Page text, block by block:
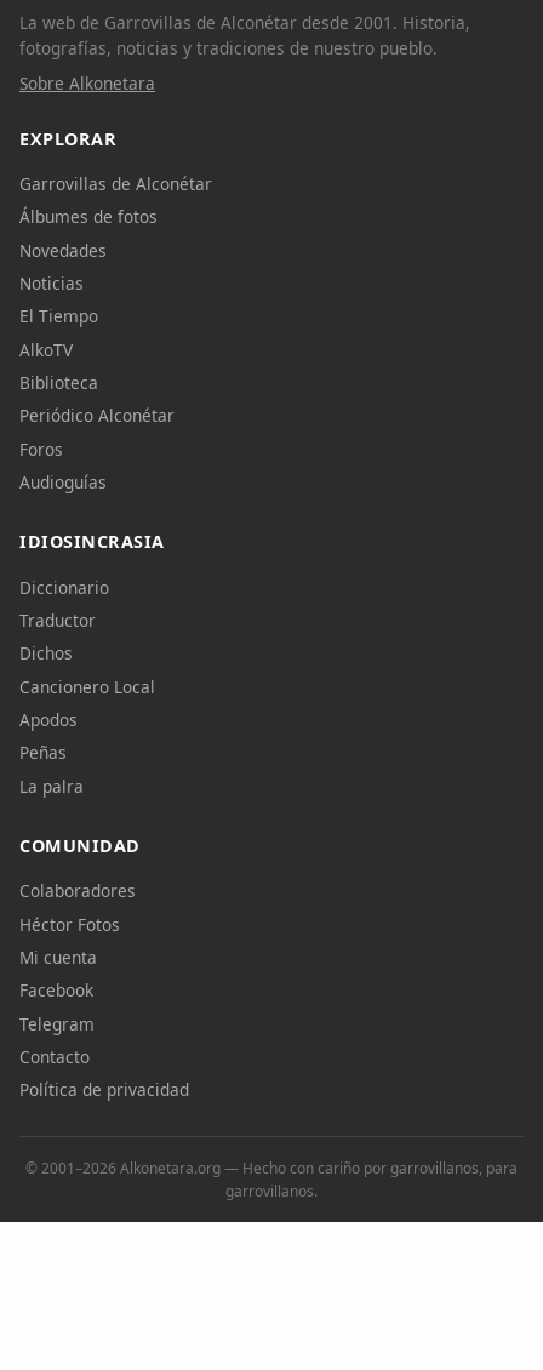
La web de Garrovillas de Alconétar desde 2001. Historia,
fotografías, noticias y tradiciones de nuestro pueblo.
Sobre Alkonetara
EXPLORAR
Garrovillas de Alconétar
Álbumes de fotos
Novedades
Noticias
El Tiempo
AlkoTV
Biblioteca
Periódico Alconétar
Foros
Audioguías
IDIOSINCRASIA
Diccionario
Traductor
Dichos
Cancionero Local
Apodos
Peñas
La palra
COMUNIDAD
Colaboradores
Héctor Fotos
Mi cuenta
Facebook
Telegram
Contacto
Política de privacidad
© 2001–2026 Alkonetara.org — Hecho con cariño por garrovillanos, para
garrovillanos.